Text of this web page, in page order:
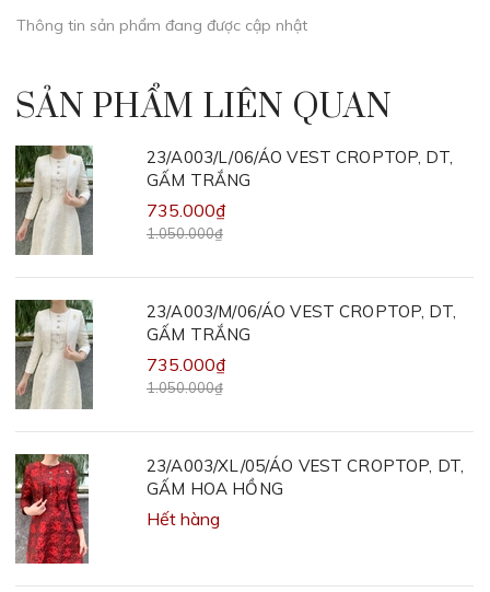
Thông tin sản phẩm đang được cập nhật
SẢN PHẨM LIÊN QUAN
23/A003/L/06/ÁO VEST CROPTOP, DT,
GẤM TRẮNG
735.000₫
1.050.000₫
23/A003/M/06/ÁO VEST CROPTOP, DT,
GẤM TRẮNG
735.000₫
1.050.000₫
23/A003/XL/05/ÁO VEST CROPTOP, DT,
GẤM HOA HỒNG
Hết hàng